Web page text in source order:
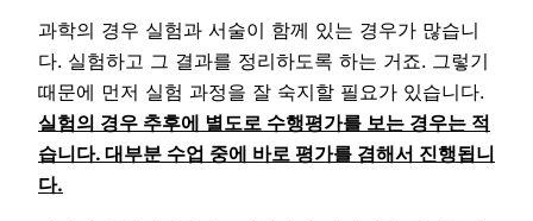
과학의 경우 실험과 서술이 함께 있는 경우가 많습니
다. 실험하고 그 결과를 정리하도록 하는 거죠. 그렇기
때문에 먼저 실험 과정을 잘 숙지할 필요가 있습니다.
실험의 경우 추후에 별도로 수행평가를 보는 경우는 적
습니다. 대부분 수업 중에 바로 평가를 겸해서 진행됩니
다.